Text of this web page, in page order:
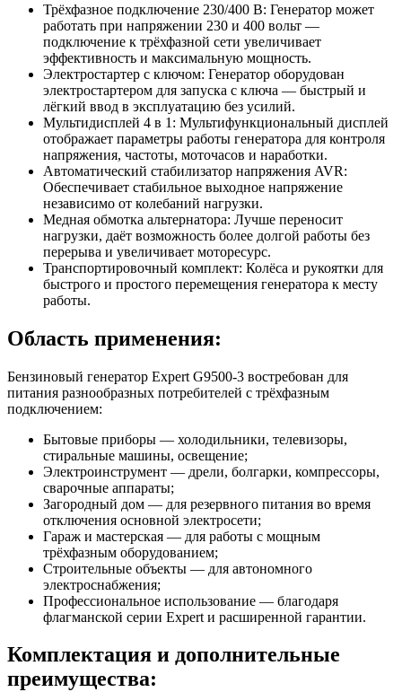
Трёхфазное подключение 230/400 В: Генератор может
работать при напряжении 230 и 400 вольт —
подключение к трёхфазной сети увеличивает
эффективность и максимальную мощность.
Электростартер с ключом: Генератор оборудован
электростартером для запуска с ключа — быстрый и
лёгкий ввод в эксплуатацию без усилий.
Мультидисплей 4 в 1: Мультифункциональный дисплей
отображает параметры работы генератора для контроля
напряжения, частоты, моточасов и наработки.
Автоматический стабилизатор напряжения AVR:
Обеспечивает стабильное выходное напряжение
независимо от колебаний нагрузки.
Медная обмотка альтернатора: Лучше переносит
нагрузки, даёт возможность более долгой работы без
перерыва и увеличивает моторесурс.
Транспортировочный комплект: Колёса и рукоятки для
быстрого и простого перемещения генератора к месту
работы.
Область применения:
Бензиновый генератор Expert G9500-3 востребован для
питания разнообразных потребителей с трёхфазным
подключением:
Бытовые приборы — холодильники, телевизоры,
стиральные машины, освещение;
Электроинструмент — дрели, болгарки, компрессоры,
сварочные аппараты;
Загородный дом — для резервного питания во время
отключения основной электросети;
Гараж и мастерская — для работы с мощным
трёхфазным оборудованием;
Строительные объекты — для автономного
электроснабжения;
Профессиональное использование — благодаря
флагманской серии Expert и расширенной гарантии.
Комплектация и дополнительные
преимущества: